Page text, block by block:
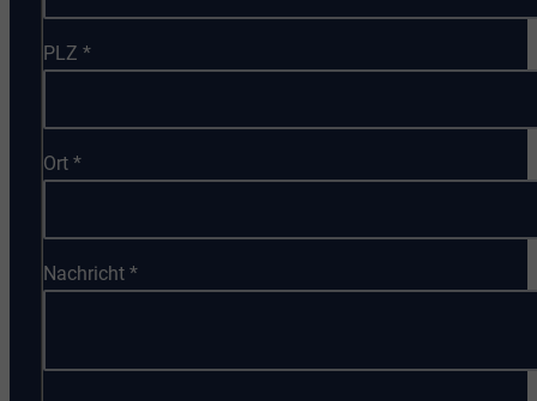
PLZ *
Ort *
Nachricht *